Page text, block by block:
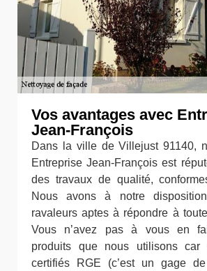
Vos avantages avec
Jean-François
Dans la ville de Villejust 91140,
Entreprise Jean-François est
des travaux de qualité,
Nous avons à notre
ravaleurs aptes à répondre à
Vous n’avez pas à vous en
produits que nous utilisons car
certifiés RGE (c’est un gage